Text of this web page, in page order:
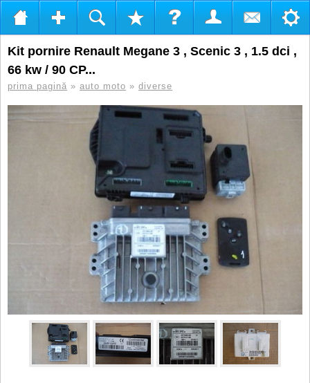
Kit pornire Renault Megane 3 , Scenic 3 , 1.5 dci ,
66 kw / 90 CP...
prima pagină » auto moto » diverse